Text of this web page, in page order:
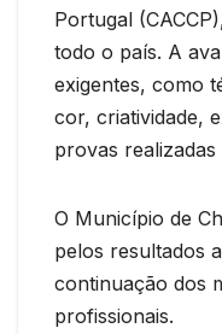
Portugal
todo o país. A
exigentes, como
cor, criatividade,
provas
O Município de
pelos resultados
continuação dos
profissionais.